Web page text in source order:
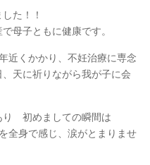
た！！
母子ともに健康です。
近くかかり、不妊治療に専念
天に祈りながら我が子に会
り 初めましての瞬間は
全身で感じ、涙がとまりませ